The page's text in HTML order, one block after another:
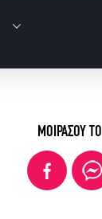
ΜΟΙΡΑΣΟΥ ΤΟ